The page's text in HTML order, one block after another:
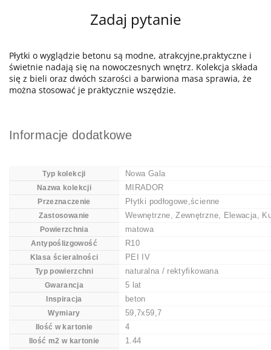
Zadaj pytanie
Płytki o wyglądzie betonu są modne, atrakcyjne,praktyczne i
świetnie nadają się na nowoczesnych wnętrz. Kolekcja składa
się z bieli oraz dwóch szarości a barwiona masa sprawia, że
można stosować je praktycznie wszędzie.
Informacje dodatkowe
Typ kolekcji Nowa Gala
Nazwa kolekcji MIRADOR
Przeznaczenie Płytki podłogowe,ścienne
Zastosowanie Wewnętrzne, Zewnętrzne, Elewacja,
Powierzchnia matowa
Antypoślizgowość R10
Klasa ścieralności PEI IV
Typ powierzchni naturalna / rektyfikowana
Gwarancja 5 lat
Inspiracja beton
Wymiary 59,7x59,7
Ilość w kartonie 4
Ilość m2 w kartonie 1.44